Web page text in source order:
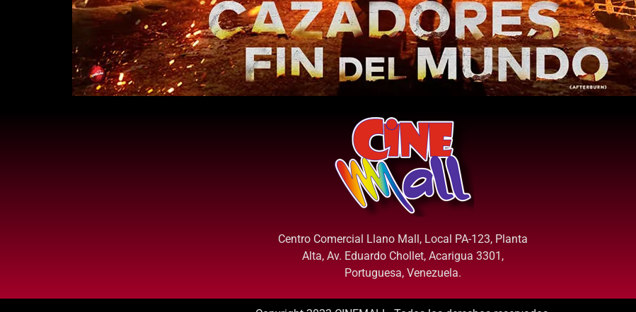
Centro Comercial Llano Mall, Local PA-123, Planta
Alta, Av. Eduardo Chollet, Acarigua 3301,
Portuguesa, Venezuela.